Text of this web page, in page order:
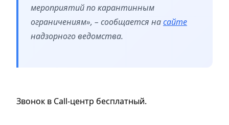
мероприятий по карантинным
ограничениям», – сообщается насайте
надзорного ведомства.
Звонок в Сall-центр бесплатный.